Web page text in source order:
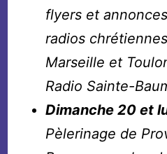
flyers et
radios
Marseille et
Radio Sainte-
Dimanche 20 et
Pèlerinage de